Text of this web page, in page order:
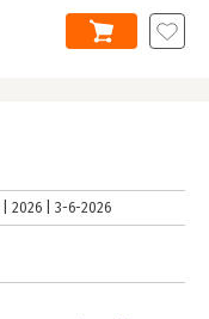
2026 3-6-2026